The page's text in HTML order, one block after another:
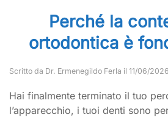
Perché la
ortodontica è
Scritto da Dr. Ermenegildo Ferla il 11/06/2026
Hai finalmente terminato il tuo
l’apparecchio, i tuoi denti sono